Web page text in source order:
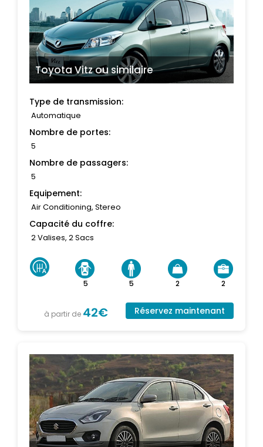
Toyota Vitzou similaire
Type de transmission:
Automatique
Nombre de portes:
5
Nombre de passagers:
5
Equipement:
Air Conditioning, Stereo
Capacité du coffre:
2 Valises, 2 Sacs
5 5 2 2
à partir de 42€ Réservez maintenant